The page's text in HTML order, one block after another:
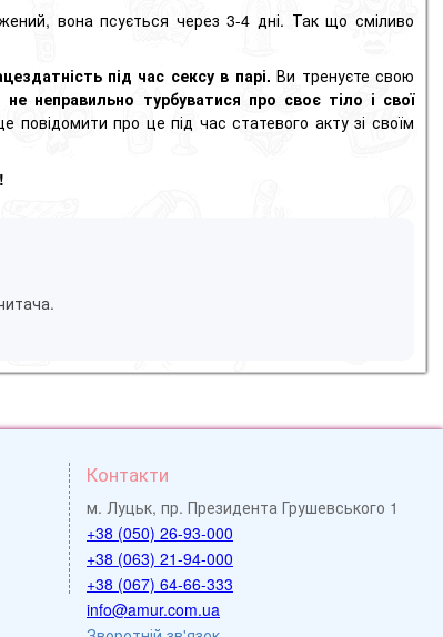
вона псується через 3-4 дні. Так що сміливо
під час сексу в парі.Ви тренуєте свою
неправильно турбуватися про своє тіло і свої
про це під час статевого акту зі своїм
Контакти
м. Луцьк, пр. Президента Грушевського 1
+38 (050) 26-93-000
+38 (063) 21-94-000
+38 (067) 64-66-333
info@amur.com.ua